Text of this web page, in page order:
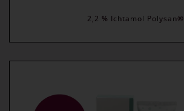
2,2 % Ichtamol Polysan®